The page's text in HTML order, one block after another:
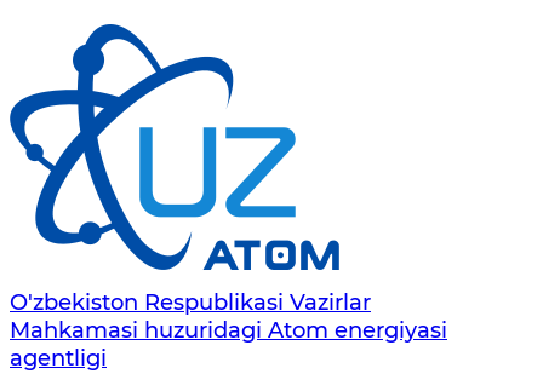
O'zbekiston Respublikasi Vazirlar
Mahkamasi huzuridagi Atom energiyasi
agentligi